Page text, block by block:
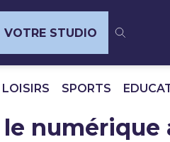
VOTRE STUDIO
SPORTS
numérique